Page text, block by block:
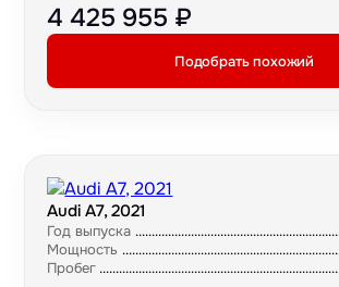
4 425 955 ₽
Подобрать похожий
Audi A7, 2021
Год выпуска
Мощность
Пробег